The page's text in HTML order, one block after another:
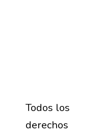
Todos los
derechos